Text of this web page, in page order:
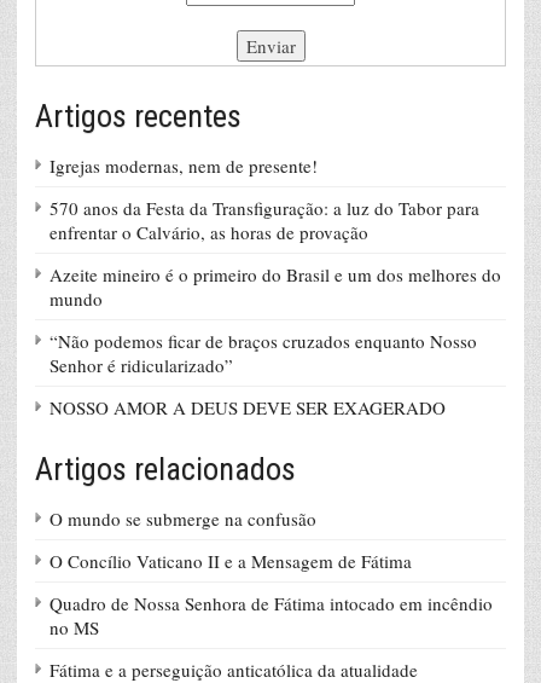
Artigos recentes
Igrejas modernas, nem de presente!
570 anos da Festa da Transfiguração: a luz do Tabor para
enfrentar o Calvário, as horas de provação
Azeite mineiro é o primeiro do Brasil e um dos melhores do
mundo
“Não podemos ficar de braços cruzados enquanto Nosso
Senhor é ridicularizado”
NOSSO AMOR A DEUS DEVE SER EXAGERADO
Artigos relacionados
O mundo se submerge na confusão
O Concílio Vaticano II e a Mensagem de Fátima
Quadro de Nossa Senhora de Fátima intocado em incêndio
no MS
Fátima e a perseguição anticatólica da atualidade